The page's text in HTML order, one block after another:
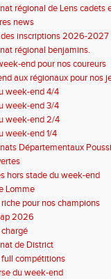
régional de Lens cadets
news
inscriptions 2026-2027
régional benjamins.
end pour nos coureurs
aux régionaux pour nos
week-end 4/4
week-end 3/4
week-end 2/4
week-end 1/4
Départementaux
hors stade du week-end
Lomme
pour nos champions
2026
de District
compétitions
du week-end